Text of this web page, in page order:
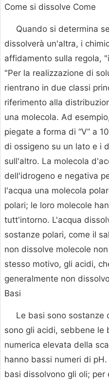
Come si dissolve Come
Quando si determina
dissolverà un'altra, i
affidamento sulla regola,
"Per la realizzazione di
rientrano in due classi
riferimento alla
una molecola. Ad
piegate a forma di “V” a
di ossigeno su un lato e i
sull'altro. La molecola
dell'idrogeno e negativa
l'acqua una molecola
polari; le loro molecole
tutt'intorno. L'acqua
sostanze polari, come il
non dissolve molecole
stesso motivo, gli acidi,
generalmente non
Basi
Le basi sono sostanze
sono gli acidi, sebbene le
numerica elevata della
hanno bassi numeri di
basi dissolvono gli oli;